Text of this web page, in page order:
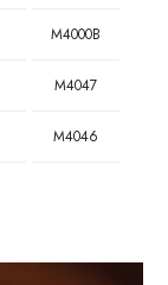
M4000B
M4047
M4046